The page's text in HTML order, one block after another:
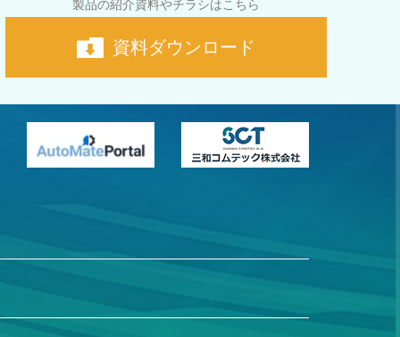
製品の紹介資料やチラシはこちら
資料ダウンロード